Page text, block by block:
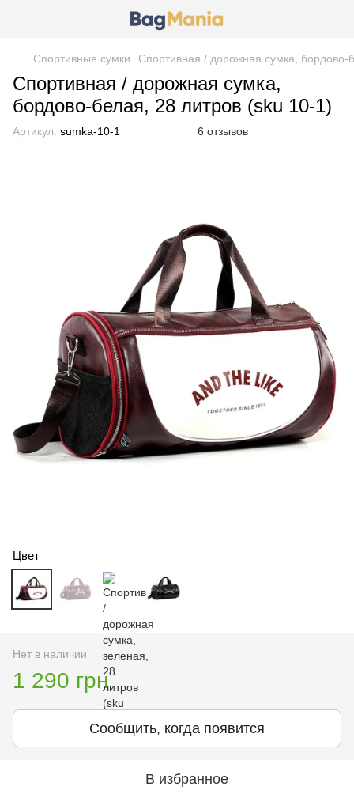
Спортивные сумки Спортивная / дорожная сумка, бордово-
Спортивная / дорожная сумка,
бордово-белая, 28 литров (sku 10-1)
Артикул: sumka-10-1 6 отзывов
Цвет
Нет в наличии
1 290 грн
Сообщить, когда появится
В избранное